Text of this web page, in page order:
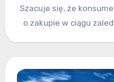
Szacuje się, że
o zakupie w ciągu